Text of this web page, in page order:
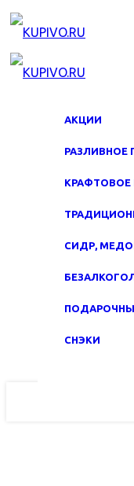
АКЦИИ
РАЗЛИВНОЕ
КРАФТОВОЕ
СИДР,
СНЭКИ